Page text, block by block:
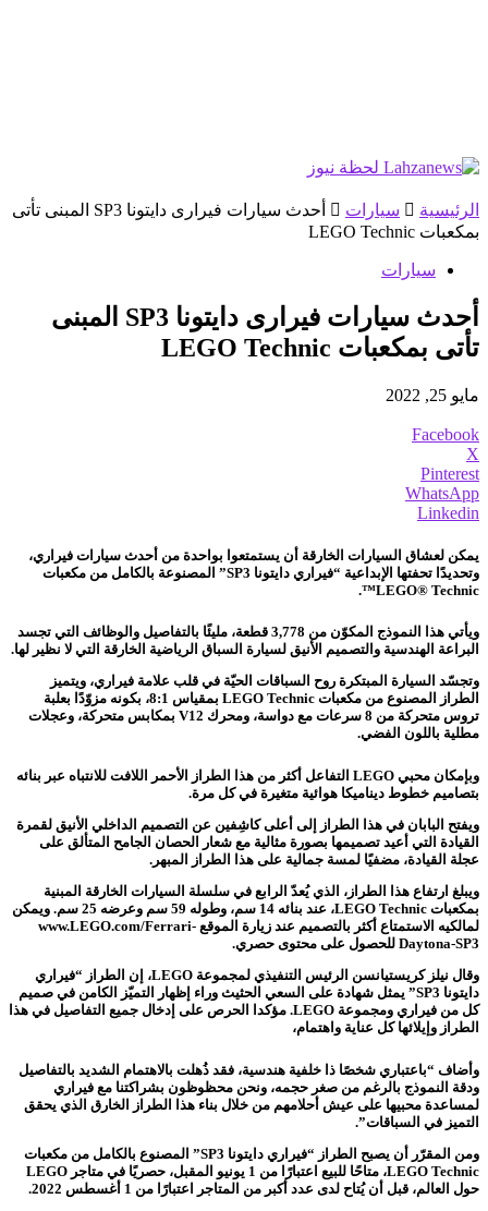
الرئيسية سيارات
أحدث سيارات فيرارى دايتونا SP3 المبنى تأتى
بمكعبات LEGO Technic
سيارات
أحدث سيارات فيرارى دايتونا SP3 المبنى
تأتى بمكعبات LEGO Technic
مايو 25, 2022
Facebook
X
Pinterest
WhatsApp
Linkedin
يمكن لعشاق السيارات الخارقة أن يستمتعوا بواحدة من أحدث سيارات فيراري،
وتحديدًا تحفتها الإبداعية “فيراري دايتونا SP3” المصنوعة بالكامل من مكعبات
LEGO® Technic™.
ويأتي هذا النموذج المكوّن من 3,778 قطعة، مليئًا بالتفاصيل والوظائف التي تجسد
البراعة الهندسية والتصميم الأنيق لسيارة السباق الرياضية الخارقة التي لا نظير لها.
وتجسّد السيارة المبتكرة روح السباقات الحيّة في قلب علامة فيراري، ويتميز
الطراز المصنوع من مكعبات LEGO Technic بمقياس 8:1، بكونه مزوّدًا بعلبة
تروس متحركة من 8 سرعات مع دواسة، ومحرك V12 بمكابس متحركة، وعجلات
مطلية باللون الفضي.
وبإمكان محبي LEGO التفاعل أكثر من هذا الطراز الأحمر اللافت للانتباه عبر بنائه
بتصاميم خطوط ديناميكا هوائية متغيرة في كل مرة.
ويفتح البابان في هذا الطراز إلى أعلى كاشِفين عن التصميم الداخلي الأنيق لقمرة
القيادة التي أعيد تصميمها بصورة مثالية مع شعار الحصان الجامح المتألق على
عجلة القيادة، مضفيًا لمسة جمالية على هذا الطراز المبهر.
ويبلغ ارتفاع هذا الطراز، الذي يُعدّ الرابع في سلسلة السيارات الخارقة المبنية
بمكعبات LEGO Technic، عند بنائه 14 سم، وطوله 59 سم وعرضه 25 سم. ويمكن
لمالكيه الاستمتاع أكثر بالتصميم عند زيارة الموقع www.LEGO.com/Ferrari-
Daytona-SP3 للحصول على محتوى حصري.
وقال نيلز كريستيانسن الرئيس التنفيذي لمجموعة LEGO، إن الطراز “فيراري
دايتونا SP3” يمثل شهادة على السعي الحثيث وراء إظهار التميّز الكامن في صميم
كل من فيراري ومجموعة LEGO.
مؤكدا الحرص على إدخال جميع التفاصيل في هذا
الطراز وإيلائها كل عناية واهتمام،
وأضاف “باعتباري شخصًا ذا خلفية هندسية، فقد ذُهلت بالاهتمام الشديد بالتفاصيل
ودقة النموذج بالرغم من صغر حجمه، ونحن محظوظون بشراكتنا مع فيراري
لمساعدة محبيها على عيش أحلامهم من خلال بناء هذا الطراز الخارق الذي يحقق
التميز في السباقات”.
ومن المقرّر أن يصبح الطراز “فيراري دايتونا SP3” المصنوع بالكامل من مكعبات
LEGO Technic، متاحًا للبيع اعتبارًا من 1 يونيو المقبل، حصريًا في متاجر LEGO
حول العالم، قبل أن يُتاح لدى عدد أكبر من المتاجر اعتبارًا من 1 أغسطس 2022.